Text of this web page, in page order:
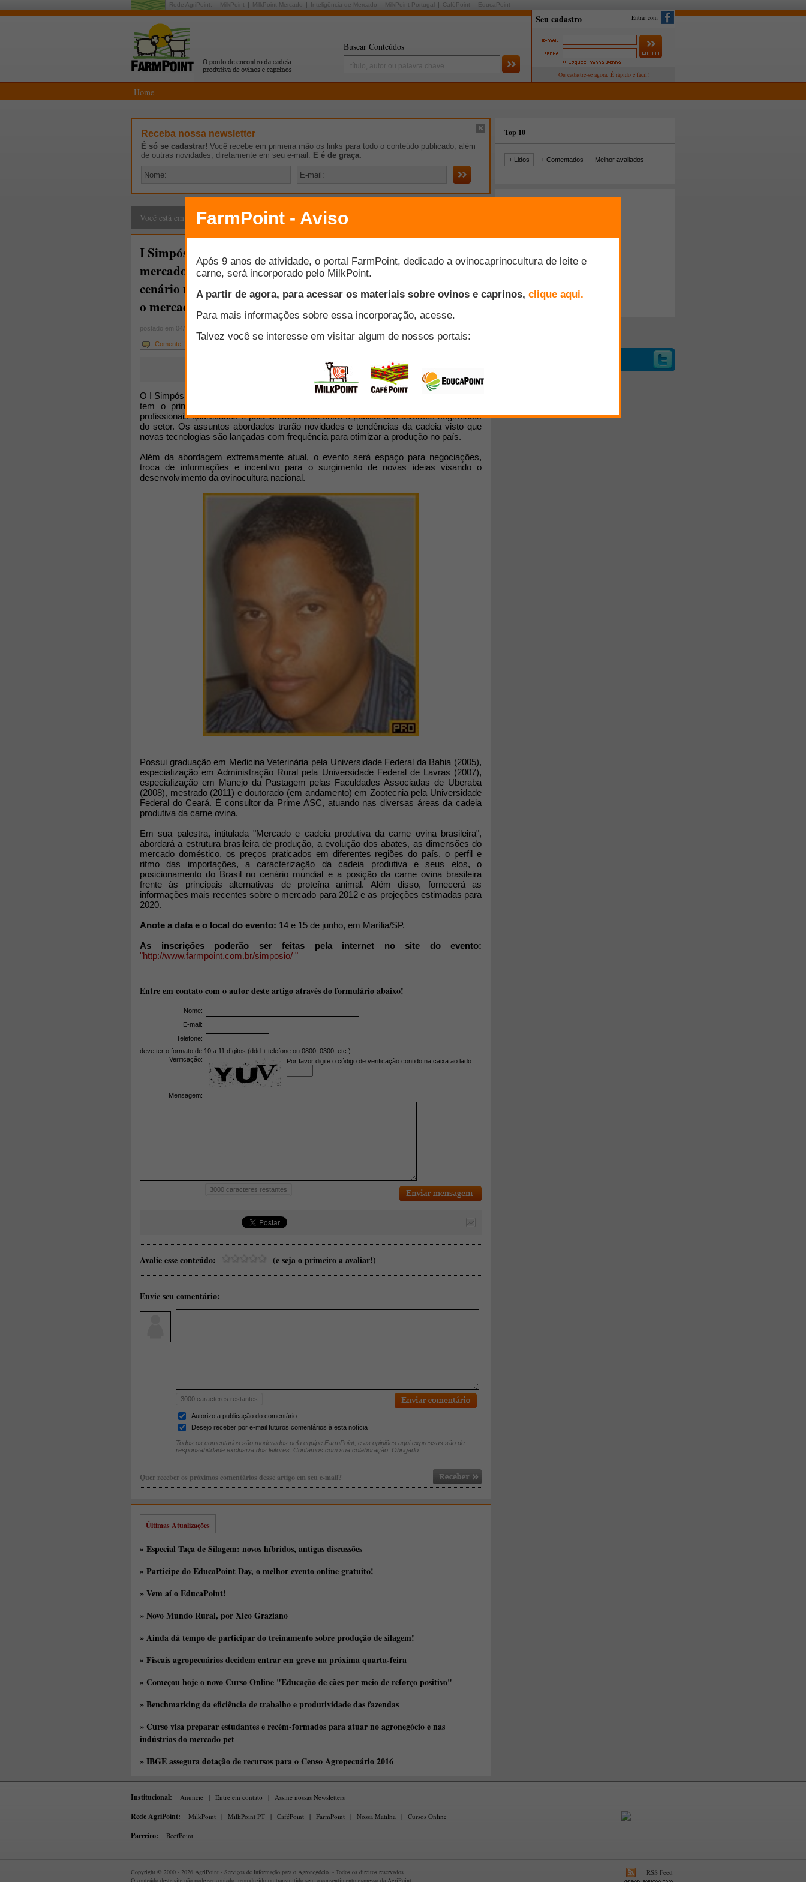
Rede AgriPoint: MilkPoint MilkPoint Mercado Inteligência de Mercado MilkPoint Portugal CaféPoint EducaPoint
Buscar Conteúdos
Entrar com
Home
Receba nossa newsletter
É só se cadastrar! Você recebe em primeira mão os links para todo o conteúdo publicado, além
de outras novidades, diretamente em seu e-mail. E é de graça.
Você está em: farmpoint.com.br>Novas do FarmPoint
I Simpósio FarmPoint: Daniel de Araújo falará sobre o
mercado de carne ovina e posicionamento do Brasil no
cenário mundial e fornecerá informações recentes sobre
o mercado para 2012
postado em 04/04/2012
Comente!!!
O I Simpósio FarmPoint sobre Produção Ovina, que ocorrerá nos dias 14 e 15 de junho
tem o principal objetivo de enriquecer a atividade com palestras proferidas por
profissionais qualificados e pela interatividade entre o público dos diversos segmentos
do setor. Os assuntos abordados trarão novidades e tendências da cadeia visto que
novas tecnologias são lançadas com frequência para otimizar a produção no país.
Além da abordagem extremamente atual, o evento será espaço para negociações,
troca de informações e incentivo para o surgimento de novas ideias visando o
desenvolvimento da ovinocultura nacional.
Possui graduação em Medicina Veterinária pela Universidade Federal da Bahia (2005),
especialização em Administração Rural pela Universidade Federal de Lavras (2007),
especialização em Manejo da Pastagem pelas Faculdades Associadas de Uberaba
(2008), mestrado (2011) e doutorado (em andamento) em Zootecnia pela Universidade
Federal do Ceará. É consultor da Prime ASC, atuando nas diversas áreas da cadeia
produtiva da carne ovina.
Em sua palestra, intitulada "Mercado e cadeia produtiva da carne ovina brasileira",
abordará a estrutura brasileira de produção, a evolução dos abates, as dimensões do
mercado doméstico, os preços praticados em diferentes regiões do país, o perfil e
ritmo das importações, a caracterização da cadeia produtiva e seus elos, o
posicionamento do Brasil no cenário mundial e a posição da carne ovina brasileira
frente às principais alternativas de proteína animal. Além disso, fornecerá as
informações mais recentes sobre o mercado para 2012 e as projeções estimadas para
2020.
Anote a data e o local do evento: 14 e 15 de junho, em Marília/SP.
As inscrições poderão ser feitas pela internet no site do evento:
"http://www.farmpoint.com.br/simposio/ "
Entre em contato com o autor deste artigo através do formulário abaixo!
Nome:
E-mail:
Telefone:
deve ter o formato de 10 a 11 dígitos (ddd + telefone ou 0800, 0300, etc.)
Verificação:
Por favor digite o código de verificação contido na caixa ao lado:
Mensagem:
3000 caracteres restantes
Avalie esse conteúdo: (e seja o primeiro a avaliar!)
Envie seu comentário:
3000 caracteres restantes
Autorizo a publicação do comentário
Desejo receber por e-mail futuros comentários à esta notícia
Todos os comentários são moderados pela equipe FarmPoint, e as opiniões aqui expressas são de
responsabilidade exclusiva dos leitores. Contamos com sua colaboração. Obrigado.
Quer receber os próximos comentários desse artigo em seu e-mail?
Últimas Atualizações
» Especial Taça de Silagem: novos híbridos, antigas discussões
» Participe do EducaPoint Day, o melhor evento online gratuito!
» Vem aí o EducaPoint!
» Novo Mundo Rural, por Xico Graziano
» Ainda dá tempo de participar do treinamento sobre produção de silagem!
» Fiscais agropecuários decidem entrar em greve na próxima quarta-feira
» Começou hoje o novo Curso Online "Educação de cães por meio de reforço positivo"
» Benchmarking da eficiência de trabalho e produtividade das fazendas
» Curso visa preparar estudantes e recém-formados para atuar no agronegócio e nas
indústrias do mercado pet
» IBGE assegura dotação de recursos para o Censo Agropecuário 2016
Top 10
+ Lidos + Comentados Melhor avaliados
Institucional: Anuncie | Entre em contato | Assine nossas Newsletters
Rede AgriPoint: MilkPoint | MilkPoint PT | CaféPoint | FarmPoint | Nossa Matilha | Cursos Online
Parceiro: BeefPoint
Copyright © 2000 - 2026 AgriPoint - Serviços de Informação para o Agronegócio. - Todos os direitos reservados
O conteúdo deste site não pode ser copiado, reproduzido ou transmitido sem o consentimento expresso da AgriPoint.
RSS Feed